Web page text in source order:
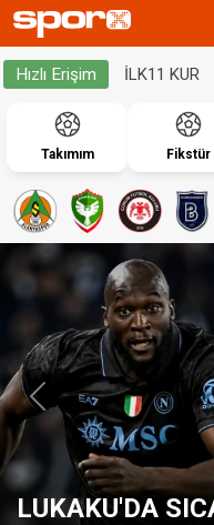
Hızlı Erişim İLK11 KUR
Takımım Fikstür
Geri